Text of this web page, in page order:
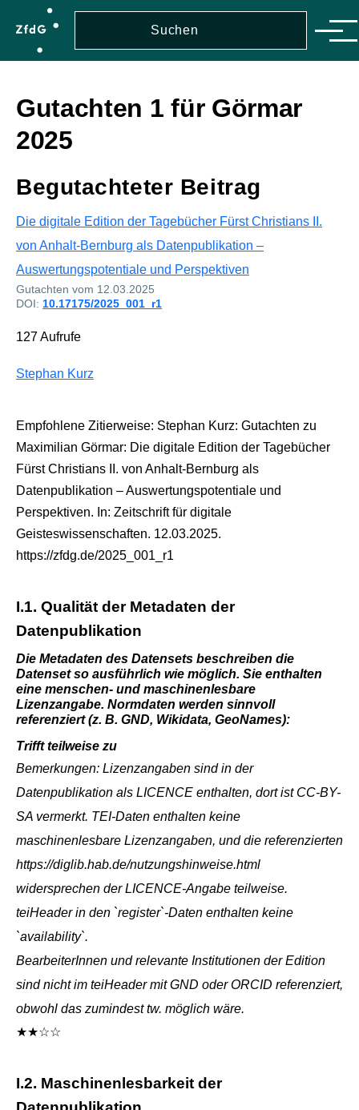
Direkt zum Inhalt
Menü
Gutachten 1 für Görmar
2025
Begutachteter Beitrag
Die digitale Edition der Tagebücher Fürst Christians II.
von Anhalt-Bernburg als Datenpublikation –
Auswertungspotentiale und Perspektiven
Gutachten vom 12.03.2025
DOI: 10.17175/2025_001_r1
127 Aufrufe
Stephan Kurz
Empfohlene Zitierweise: Stephan Kurz: Gutachten zu
Maximilian Görmar: Die digitale Edition der Tagebücher
Fürst Christians II. von Anhalt-Bernburg als
Datenpublikation – Auswertungspotentiale und
Perspektiven. In: Zeitschrift für digitale
Geisteswissenschaften. 12.03.2025.
https://zfdg.de/2025_001_r1
I.1. Qualität der Metadaten der
Datenpublikation
Die Metadaten des Datensets beschreiben die
Datenset so ausführlich wie möglich. Sie enthalten
eine menschen- und maschinenlesbare
Lizenzangabe. Normdaten werden sinnvoll
referenziert (z. B. GND, Wikidata, GeoNames):
Trifft teilweise zu
Bemerkungen: Lizenzangaben sind in der
Datenpublikation als LICENCE enthalten, dort ist CC-BY-
SA vermerkt. TEI-Daten enthalten keine
maschinenlesbare Lizenzangaben, und die referenzierten
https://diglib.hab.de/nutzungshinweise.html
widersprechen der LICENCE-Angabe teilweise.
teiHeader in den `register`-Daten enthalten keine
`availability`.
BearbeiterInnen und relevante Institutionen der Edition
sind nicht im teiHeader mit GND oder ORCID referenziert,
obwohl das zumindest tw. möglich wäre.
★★☆☆
I.2. Maschinenlesbarkeit der